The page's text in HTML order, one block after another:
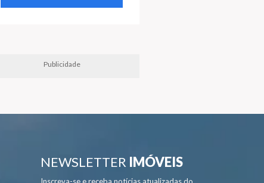
Publicidade
NEWSLETTER IMÓVEIS